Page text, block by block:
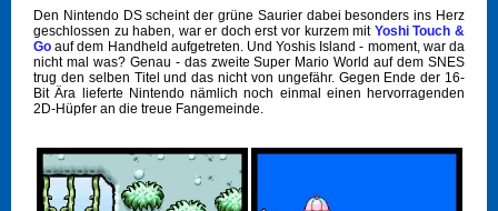
Den Nintendo DS scheint der grüne Saurier dabei besonders ins Herz
geschlossen zu haben, war er doch erst vor kurzem mit Yoshi Touch &
Go auf dem Handheld aufgetreten. Und Yoshis Island - moment, war da
nicht mal was? Genau - das zweite Super Mario World auf dem SNES
trug den selben Titel und das nicht von ungefähr. Gegen Ende der 16-
Bit Ära lieferte Nintendo nämlich noch einmal einen hervorragenden
2D-Hüpfer an die treue Fangemeinde.